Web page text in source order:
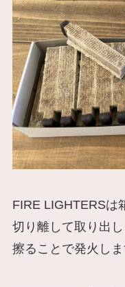
FIRE LIGHTERSは
切り離して取り出
擦ることで発火しま